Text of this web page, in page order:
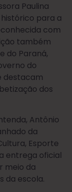
Paulina
para a
com
também
do Paraná,
do
destacam
dos
Antônio
da
Esporte
entrega oficial
meio da
da escola.